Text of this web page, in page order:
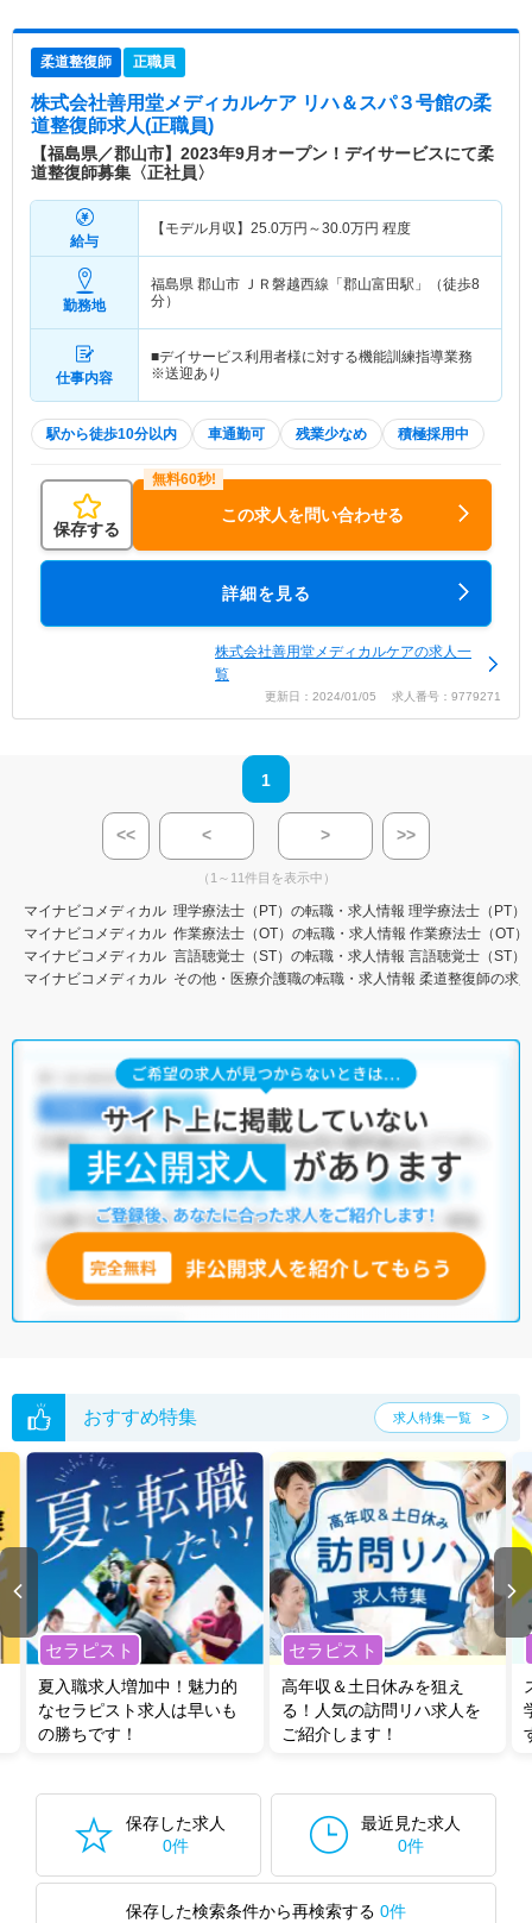
柔道整復師 正職員
株式会社善用堂メディカルケア リハ＆スパ３号館の柔
道整復師求人(正職員)
【福島県／郡山市】2023年9月オープン！デイサービスにて柔
道整復師募集〈正社員〉
給与
【モデル月収】 25.0万円～30.0万円 程度
勤務地
福島県 郡山市 ＪＲ磐越西線「郡山富田駅」（徒歩8
分）
仕事内容
■デイサービス利用者様に対する機能訓練指導業務
※送迎あり
駅から徒歩10分以内 車通勤可 残業少なめ 積極採用中
保存する
この求人を問い合わせる
詳細を見る
株式会社善用堂メディカルケアの求人一
覧
更新日：2024/01/05 求人番号：9779271
1
<< < > >>
（1～11件目を表示中）
マイナビコメディカル 理学療法士（PT）の転職・求人情報 理学療法士（PT）
マイナビコメディカル 作業療法士（OT）の転職・求人情報 作業療法士（OT
マイナビコメディカル 言語聴覚士（ST）の転職・求人情報 言語聴覚士（ST）
マイナビコメディカル その他・医療介護職の転職・求人情報 柔道整復師の求
おすすめ特集 求人特集一覧
セラピスト
夏入職求人増加中！魅力的
なセラピスト求人は早いも
の勝ちです！
セラピスト
高年収＆土日休みを狙え
る！人気の訪問リハ求人を
ご紹介します！
保存した求人
0件
最近見た求人
0件
保存した検索条件から再検索する 0件